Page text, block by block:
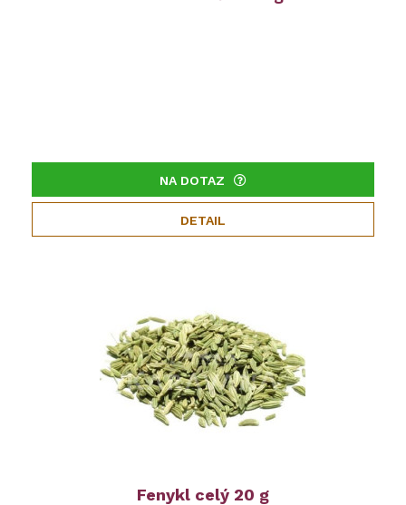
NA DOTAZ
DETAIL
Fenykl celý 20 g